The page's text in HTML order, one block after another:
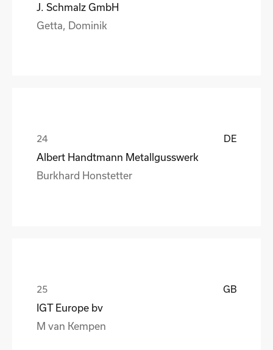
J. Schmalz GmbH
Getta, Dominik
DE
Albert Handtmann Metallgusswerk
Burkhard Honstetter
GB
IGT Europe bv
M van Kempen